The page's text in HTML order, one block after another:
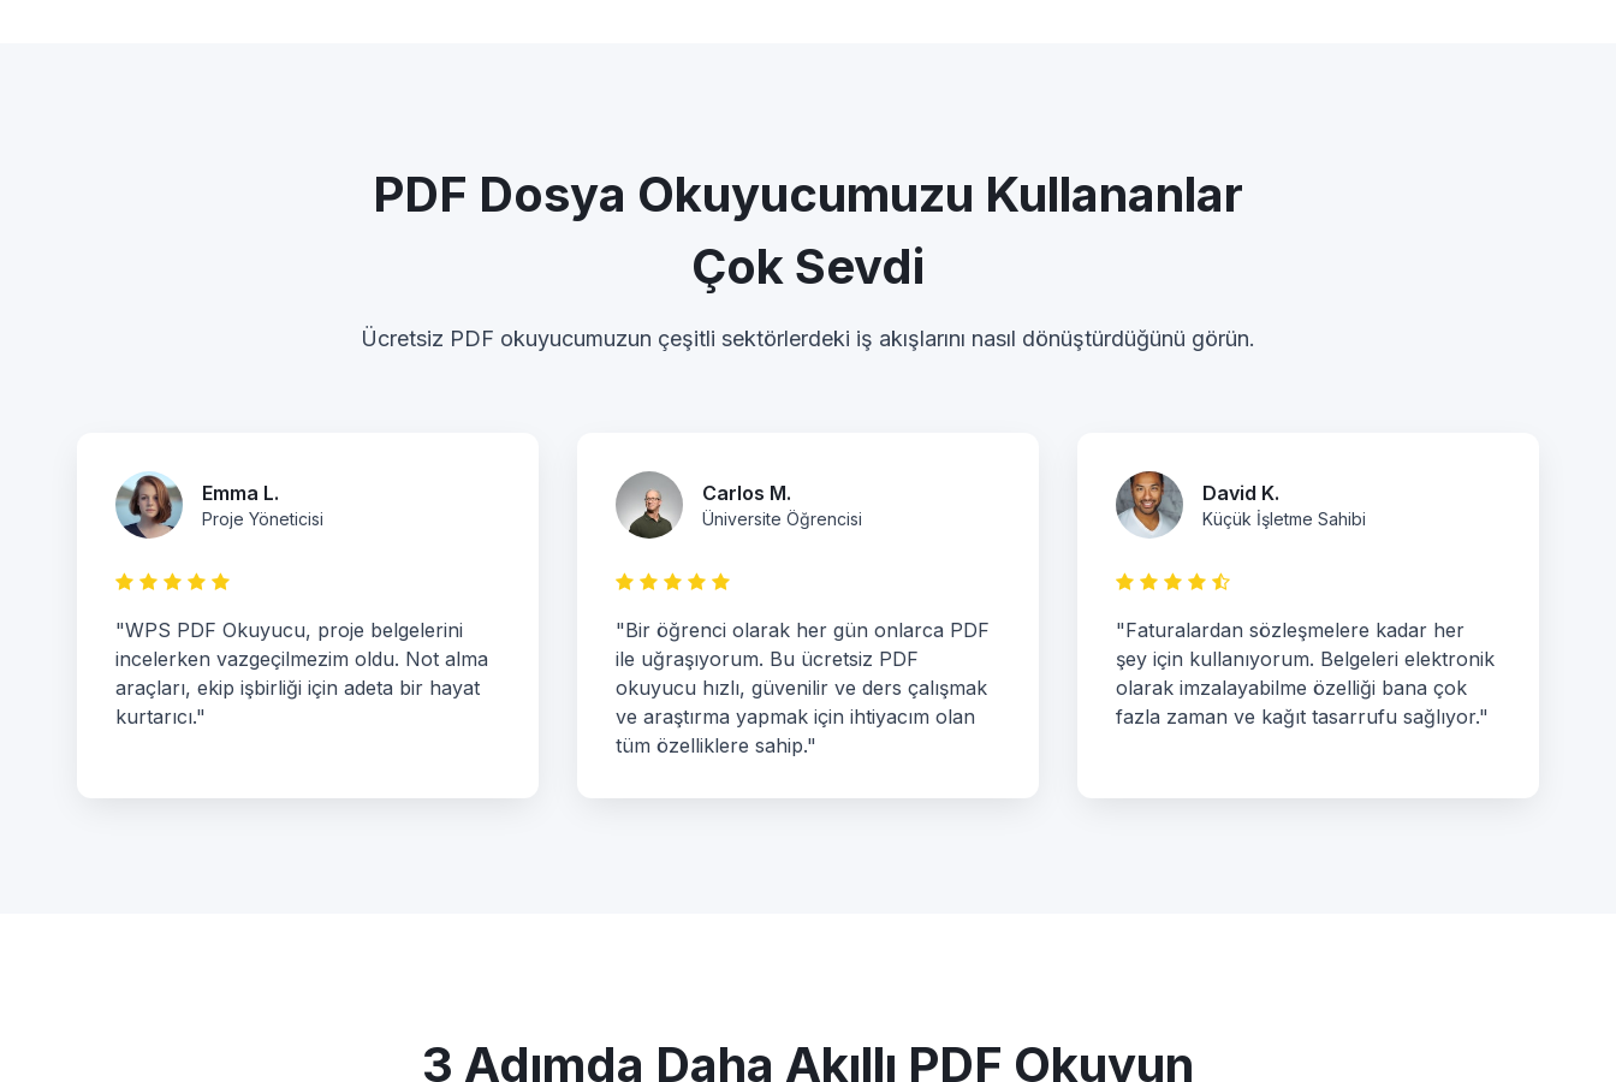
PDF Dosya Okuyucumuzu Kullananlar
Çok Sevdi
Ücretsiz PDF okuyucumuzun çeşitli sektörlerdeki iş akışlarını nasıl dönüştürdüğünü görün.
Emma L.
Proje Yöneticisi
"WPS PDF Okuyucu, proje belgelerini
incelerken vazgeçilmezim oldu. Not alma
araçları, ekip işbirliği için adeta bir hayat
kurtarıcı."
Carlos M.
Üniversite Öğrencisi
"Bir öğrenci olarak her gün onlarca PDF
ile uğraşıyorum. Bu ücretsiz PDF
okuyucu hızlı, güvenilir ve ders çalışmak
ve araştırma yapmak için ihtiyacım olan
tüm özelliklere sahip."
David K.
Küçük İşletme Sahibi
"Faturalardan sözleşmelere kadar her
şey için kullanıyorum. Belgeleri elektronik
olarak imzalayabilme özelliği bana çok
fazla zaman ve kağıt tasarrufu sağlıyor."
3 Adımda Daha Akıllı PDF Okuyun